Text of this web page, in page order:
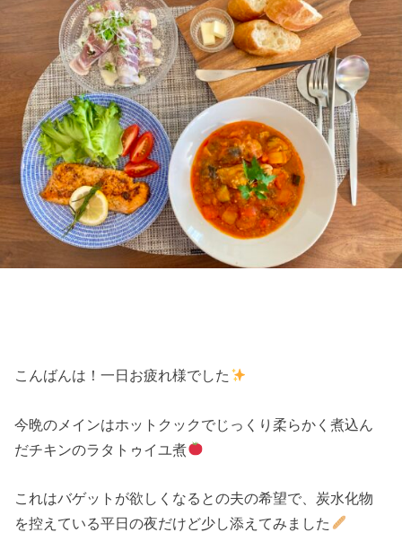
こんばんは！一日お疲れ様でした
今晩のメインはホットクックでじっくり柔らかく煮込ん
だチキンのラタトゥイユ煮
これはバゲットが欲しくなるとの夫の希望で、炭水化物
を控えている平日の夜だけど少し添えてみました